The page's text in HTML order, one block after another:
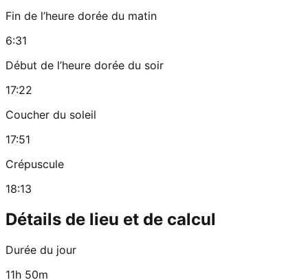
Fin de l’heure dorée du matin
6:31
Début de l’heure dorée du soir
17:22
Coucher du soleil
17:51
Crépuscule
18:13
Détails de lieu et de calcul
Durée du jour
11h 50m